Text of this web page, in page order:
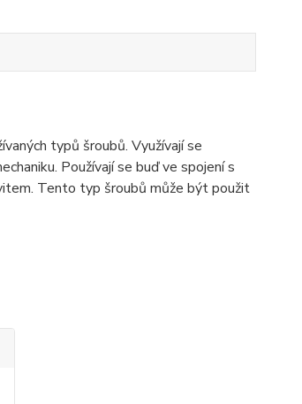
typů šroubů. Využívají se
Používají se buď ve spojení s
Tento typ šroubů může být použit